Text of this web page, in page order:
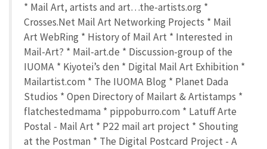
* Mail Art, artists and art…the-artists.org *
Crosses.Net Mail Art Networking Projects * Mail
Art WebRing * History of Mail Art * Interested in
Mail-Art? * Mail-art.de * Discussion-group of the
IUOMA * Kiyotei’s den * Digital Mail Art Exhibition *
Mailartist.com * The IUOMA Blog * Planet Dada
Studios * Open Directory of Mailart & Artistamps *
flatchestedmama * pippoburro.com * Latuff Arte
Postal - Mail Art * P22 mail art project * Shouting
at the Postman * The Digital Postcard Project - A